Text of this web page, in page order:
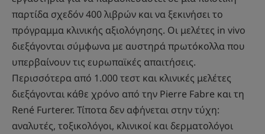
παρτίδα σχεδόν 400 λιβρών και να ξεκινήσει το
πρόγραμμα κλινικής αξιολόγησης. Οι μελέτες in vivo
διεξάγονται σύμφωνα με αυστηρά πρωτόκολλα που
υπερβαίνουν τις ευρωπαϊκές απαιτήσεις.
Περισσότερα από 1.000 τεστ και κλινικές μελέτες
διεξάγονται κάθε χρόνο από την Pierre Fabre και τη
René Furterer. Τίποτα δεν αφήνεται στην τύχη:
αναλυτές, τοξικολόγοι, κλινικοί και δερματολόγοι